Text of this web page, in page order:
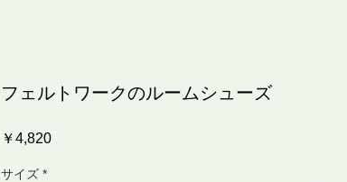
フェルトワークのルームシューズ
￥4,820価
サイズ *